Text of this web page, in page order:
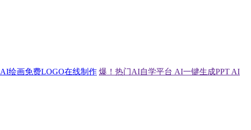
AI绘画免费LOGO在线制作 爆！热门AI自学平台 AI一键生成PPT AI